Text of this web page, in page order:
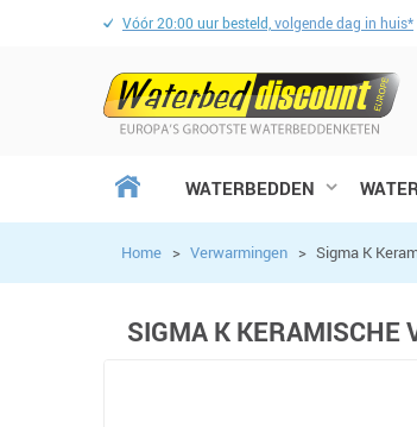
Vóór 20:00 uur besteld, volgende dag in huis*
WATERBEDDEN
Home > Verwarmingen > Sigma K
SIGMA K KERAMISCHE